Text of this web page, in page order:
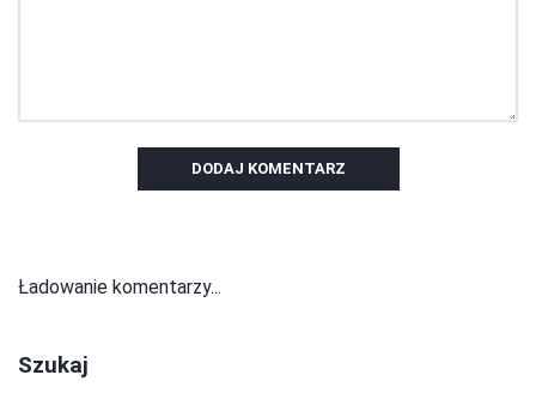
DODAJ KOMENTARZ
Ładowanie komentarzy...
Szukaj